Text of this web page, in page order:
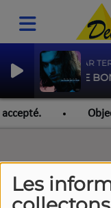
Les
FINIR PAR
JEANNE